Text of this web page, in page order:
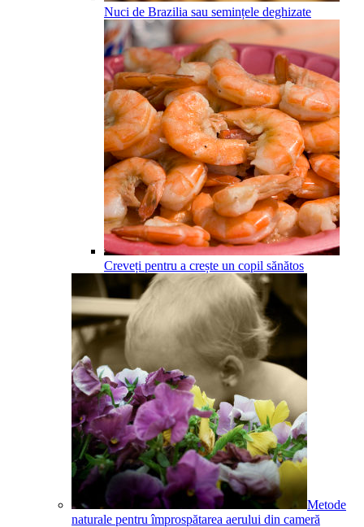
Nuci de Brazilia sau semințele deghizate
Creveți pentru a crește un copil sănătos
Metode
naturale pentru împrospătarea aerului din cameră